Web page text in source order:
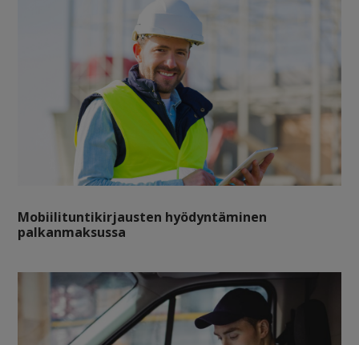
Mobiilituntikirjausten hyödyntäminen
palkanmaksussa